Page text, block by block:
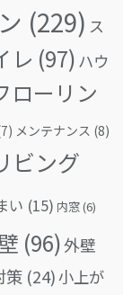
(229) ス
レ (97) ハウ
ローリン
メンテナンス (8)
ビング
い (15) 内窓(6)
(96)外壁
策 (24)小上が